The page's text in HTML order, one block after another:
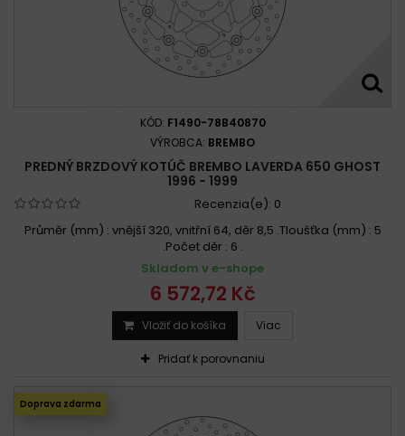
KÓD: F1490-78B40870
VÝROBCA: BREMBO
PREDNÝ BRZDOVÝ KOTÚČ BREMBO LAVERDA 650 GHOST
1996 - 1999
Recenzia(e): 0
Průměr (mm) : vnější 320, vnitřní 64, děr 8,5 .Tloušťka (mm) : 5
.Počet děr : 6 .
Skladom v e-shope
6 572,72 Kč
Vložiť do košíka Viac
Pridať k porovnaniu
Doprava zdarma